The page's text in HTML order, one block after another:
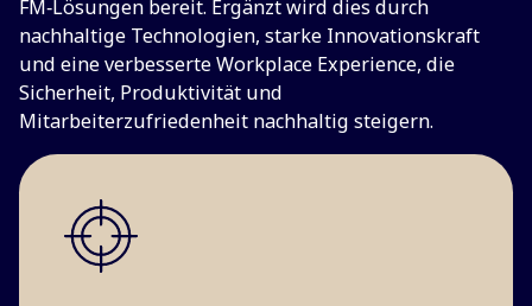
FM‑Lösungen bereit. Ergänzt wird dies durch
nachhaltige Technologien, starke Innovationskraft
und eine verbesserte Workplace Experience, die
Sicherheit, Produktivität und
Mitarbeiterzufriedenheit nachhaltig steigern.